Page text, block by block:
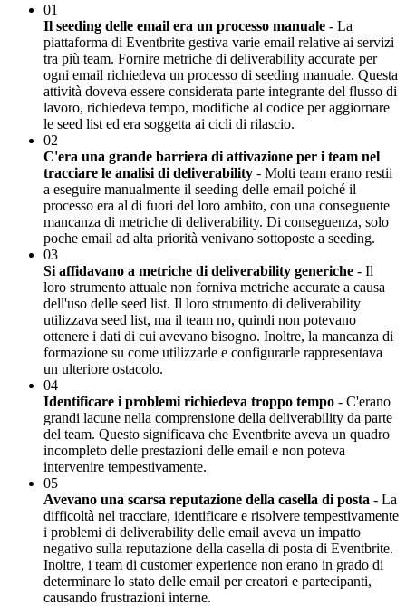
01
Il seeding delle email era un processo manuale - La
piattaforma di Eventbrite gestiva varie email relative ai servizi
tra più team. Fornire metriche di deliverability accurate per
ogni email richiedeva un processo di seeding manuale. Questa
attività doveva essere considerata parte integrante del flusso di
lavoro, richiedeva tempo, modifiche al codice per aggiornare
le seed list ed era soggetta ai cicli di rilascio.
02
C'era una grande barriera di attivazione per i team nel
tracciare le analisi di deliverability - Molti team erano restii
a eseguire manualmente il seeding delle email poiché il
processo era al di fuori del loro ambito, con una conseguente
mancanza di metriche di deliverability. Di conseguenza, solo
poche email ad alta priorità venivano sottoposte a seeding.
03
Si affidavano a metriche di deliverability generiche - Il
loro strumento attuale non forniva metriche accurate a causa
dell'uso delle seed list. Il loro strumento di deliverability
utilizzava seed list, ma il team no, quindi non potevano
ottenere i dati di cui avevano bisogno. Inoltre, la mancanza di
formazione su come utilizzarle e configurarle rappresentava
un ulteriore ostacolo.
04
Identificare i problemi richiedeva troppo tempo - C'erano
grandi lacune nella comprensione della deliverability da parte
del team. Questo significava che Eventbrite aveva un quadro
incompleto delle prestazioni delle email e non poteva
intervenire tempestivamente.
05
Avevano una scarsa reputazione della casella di posta - La
difficoltà nel tracciare, identificare e risolvere tempestivamente
i problemi di deliverability delle email aveva un impatto
negativo sulla reputazione della casella di posta di Eventbrite.
Inoltre, i team di customer experience non erano in grado di
determinare lo stato delle email per creatori e partecipanti,
causando frustrazioni interne.